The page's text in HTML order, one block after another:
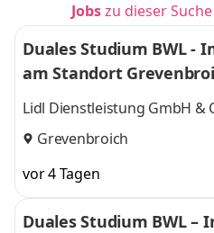
Jobszu dieser
Duales Studium BWL -
am Standort
Lidl Dienstleistung GmbH &
Grevenbroich
vor 4 Tagen
Duales Studium BWL –